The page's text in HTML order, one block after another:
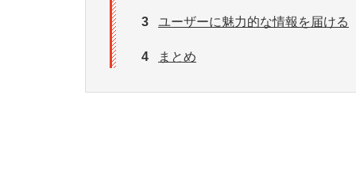
3 ユーザーに魅力的な情報を届ける
4 まとめ